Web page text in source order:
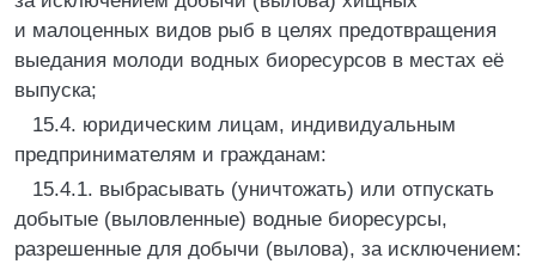
и малоценных видов рыб в целях предотвращения
выедания молоди водных биоресурсов в местах её
выпуска;
15.4. юридическим лицам, индивидуальным
предпринимателям и гражданам:
15.4.1. выбрасывать (уничтожать) или отпускать
добытые (выловленные) водные биоресурсы,
разрешенные для добычи (вылова), за исключением: